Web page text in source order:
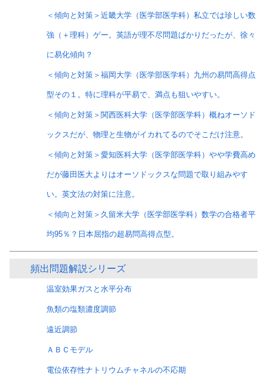
＜傾向と対策＞近畿大学（医学部医学科）私立では珍しい数
強（＋理科）ゲー。英語が理不尽問題ばかりだったが、徐々
に易化傾向？
＜傾向と対策＞福岡大学（医学部医学科）九州の易問高得点
型その１。特に理科が平易で、満点も狙いやすい。
＜傾向と対策＞関西医科大学（医学部医学科）概ねオーソド
ックスだが、物理と生物がイカれてるのでそこだけ注意。
＜傾向と対策＞愛知医科大学（医学部医学科）やや学費高め
だが藤田医大よりはオーソドックスな問題で取り組みやす
い。英文法の対策に注意。
＜傾向と対策＞久留米大学（医学部医学科）数学の合格者平
均95％？日本屈指の超易問高得点型。
頻出問題解説シリーズ
温室効果ガスと水平分布
魚類の塩類濃度調節
遠近調節
ＡＢＣモデル
電位依存性ナトリウムチャネルの不応期